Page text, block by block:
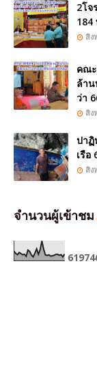
2โจ
184
สิง
คณะ
ล้าน
ว่า
สิง
ปาฏิ
เรือ
สิง
จำนวนผู้เข้าชม
61974